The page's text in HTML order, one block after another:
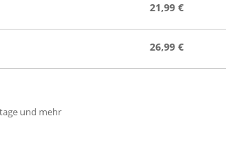
21,99 €
26,99 €
und mehr